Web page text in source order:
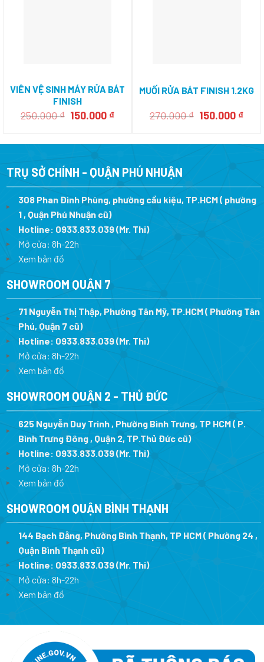
VIÊN VỆ SINH MÁY RỬA BÁT
FINISH
250.000₫ Giá
250.000 ₫.
150.000 ₫Giá
là:
MUỐI RỬA BÁT FINISH 1.2KG
270.000₫ Giá
270.000 ₫.
150.000 ₫Giá
là:
TRỤ SỞ CHÍNH - QUẬN PHÚ NHUẬN
308 Phan Đình Phùng, phường cầu kiệu, TP.HCM ( phường
1 , Quận Phú Nhuận cũ)
Hotline: 0933.833.039(Mr. Thi)
Mở cửa: 8h-22h
Xem bản đồ
SHOWROOM QUẬN 7
71 Nguyễn Thị Thập, Phường Tân Mỹ, TP.HCM ( Phường Tân
Phú, Quận 7 cũ)
Hotline: 0933.833.039(Mr. Thi)
Mở cửa: 8h-22h
Xem bản đồ
SHOWROOM QUẬN 2 - THỦ ĐỨC
625 Nguyễn Duy Trinh , Phường Bình Trưng, TP HCM ( P.
Bình Trưng Đông , Quận 2, TP.Thủ Đức cũ)
Hotline: 0933.833.039(Mr. Thi)
Mở cửa: 8h-22h
Xem bản đồ
SHOWROOM QUẬN BÌNH THẠNH
144 Bạch Đằng, Phường Bình Thạnh, TP HCM ( Phường 24 ,
Quận Bình Thạnh cũ)
Hotline: 0933.833.039(Mr. Thi)
Mở cửa: 8h-22h
Xem bản đồ